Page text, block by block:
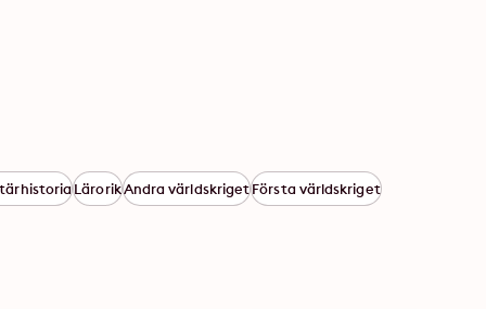
LärorikAndra världskrigetFörsta världskriget